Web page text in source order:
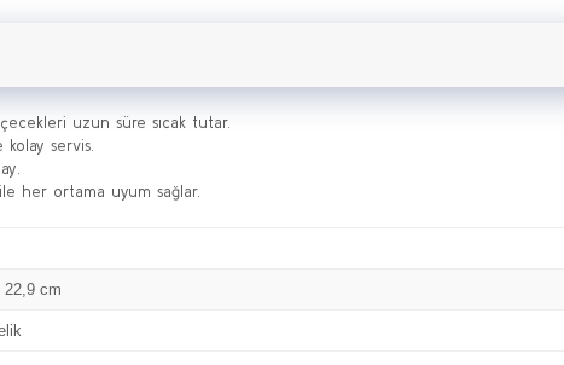
uzun süre sıcak tutar.
servis.
her ortama uyum sağlar.
cm